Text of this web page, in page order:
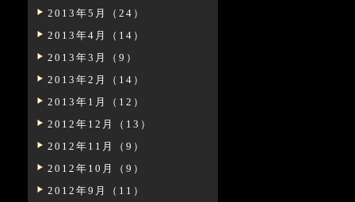
2013年5月（24）
2013年4月（14）
2013年3月（9）
2013年2月（14）
2013年1月（12）
2012年12月（13）
2012年11月（9）
2012年10月（9）
2012年9月（11）